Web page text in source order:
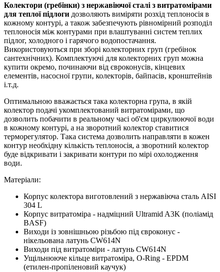
Колектори (гребінки) з нержавіючої сталі з витратомірами
для теплої підлоги дозволяють виміряти розхід теплоносія в
кожному контурі, а також забезпечують рівномірний розподіл
теплоносія між контурами при влаштуванні систем теплих
підлог, холодного і гарячого водопостачання.
Використовуються при зборі колекторних груп (гребінок
сантехнічних). Комплектуючі для колекторних груп можна
купити окремо, починаючи від євроконусів, кінцевих
елементів, насосної групи, колекторів, байпасів, кронштейнів
і.т.д.
Оптимальною вважається така колекторна група, в якій
колектор подачі укомплектований витратомірами, що
дозволить побачити в реальному часі об'єм циркулюючої води
в кожному контурі, а на зворотний колектор ставитися
терморегулятор. Така система дозволить направляти в кожен
контур необхідну кількість теплоносія, а зворотний колектор
буде відкривати і закривати контури по мірі охолодження
води.
Матеріали:
Корпус колектора виготовлений з нержавіюча сталь AISI
304 L
Корпус витратоміра - надміцний Ultramid A3K (поліамід
BASF)
Виходи із зовнішньою різьбою під євроконус -
нікельована латунь CW614N
Виходи під витратоміри - латунь CW614N
Ущільнююче кільце витратоміра, O-Ring - EPDM
(етилен-пропіленовий каучук)